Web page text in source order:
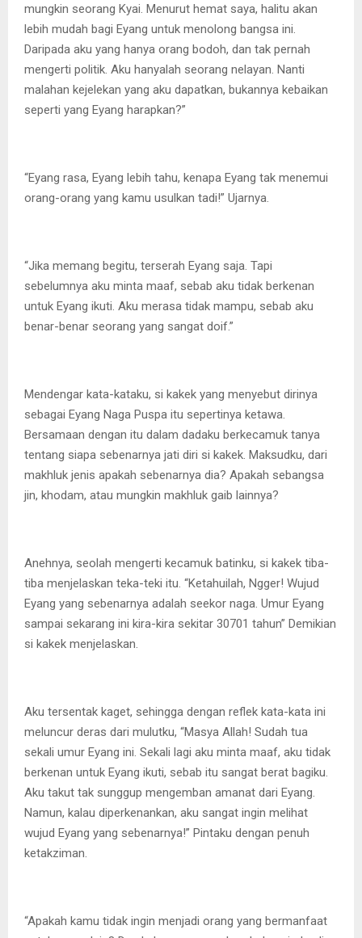
mungkin seorang Kyai. Menurut hemat saya, halitu akan
lebih mudah bagi Eyang untuk menolong bangsa ini.
Daripada aku yang hanya orang bodoh, dan tak pernah
mengerti politik. Aku hanyalah seorang nelayan. Nanti
malahan kejelekan yang aku dapatkan, bukannya kebaikan
seperti yang Eyang harapkan?”
“Eyang rasa, Eyang lebih tahu, kenapa Eyang tak menemui
orang-orang yang kamu usulkan tadi!” Ujarnya.
“Jika memang begitu, terserah Eyang saja. Tapi
sebelumnya aku minta maaf, sebab aku tidak berkenan
untuk Eyang ikuti. Aku merasa tidak mampu, sebab aku
benar-benar seorang yang sangat doif.”
Mendengar kata-kataku, si kakek yang menyebut dirinya
sebagai Eyang Naga Puspa itu sepertinya ketawa.
Bersamaan dengan itu dalam dadaku berkecamuk tanya
tentang siapa sebenarnya jati diri si kakek. Maksudku, dari
makhluk jenis apakah sebenarnya dia? Apakah sebangsa
jin, khodam, atau mungkin makhluk gaib lainnya?
Anehnya, seolah mengerti kecamuk batinku, si kakek tiba-
tiba menjelaskan teka-teki itu. “Ketahuilah, Ngger! Wujud
Eyang yang sebenarnya adalah seekor naga. Umur Eyang
sampai sekarang ini kira-kira sekitar 30701 tahun” Demikian
si kakek menjelaskan.
Aku tersentak kaget, sehingga dengan reflek kata-kata ini
meluncur deras dari mulutku, “Masya Allah! Sudah tua
sekali umur Eyang ini. Sekali lagi aku minta maaf, aku tidak
berkenan untuk Eyang ikuti, sebab itu sangat berat bagiku.
Aku takut tak sunggup mengemban amanat dari Eyang.
Namun, kalau diperkenankan, aku sangat ingin melihat
wujud Eyang yang sebenarnya!” Pintaku dengan penuh
ketakziman.
“Apakah kamu tidak ingin menjadi orang yang bermanfaat